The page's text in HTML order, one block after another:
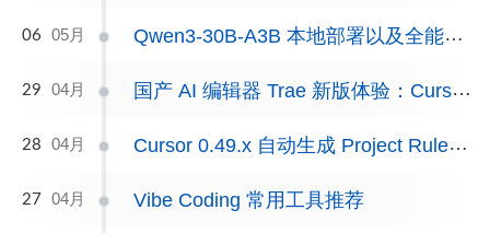
06 05月 Qwen3-30B-A3B 本地部署以及全能力测试
29 04月 国产 AI 编辑器 Trae 新版体验：Cursor 的可选替代方案
28 04月 Cursor 0.49.x 自动生成 Project Rules 实用指南
27 04月 Vibe Coding 常用工具推荐